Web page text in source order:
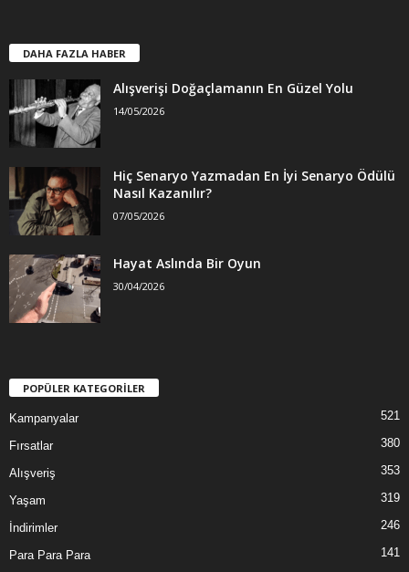
DAHA FAZLA HABER
Alışverişi Doğaçlamanın En Güzel Yolu
14/05/2026
Hiç Senaryo Yazmadan En İyi Senaryo Ödülü
Nasıl Kazanılır?
07/05/2026
Hayat Aslında Bir Oyun
30/04/2026
POPÜLER KATEGORİLER
Kampanyalar 521
Fırsatlar 380
Alışveriş 353
Yaşam 319
İndirimler 246
Para Para Para 141